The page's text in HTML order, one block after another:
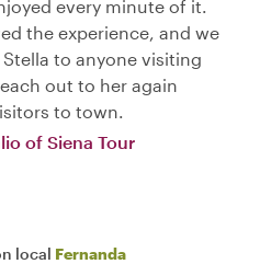
every minute of it.
the experience, and we
to anyone visiting
out to her again
to town.
of Siena Tour
local Fernanda